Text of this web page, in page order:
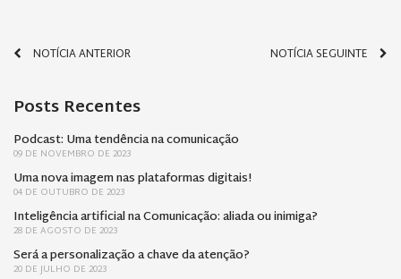
NOTÍCIA ANTERIOR NOTÍCIA SEGUINTE
Posts Recentes
Podcast: Uma tendência na comunicação
09 DE NOVEMBRO DE 2023
Uma nova imagem nas plataformas digitais!
04 DE OUTUBRO DE 2023
Inteligência artificial na Comunicação: aliada ou inimiga?
28 DE AGOSTO DE 2023
Será a personalização a chave da atenção?
20 DE JULHO DE 2023